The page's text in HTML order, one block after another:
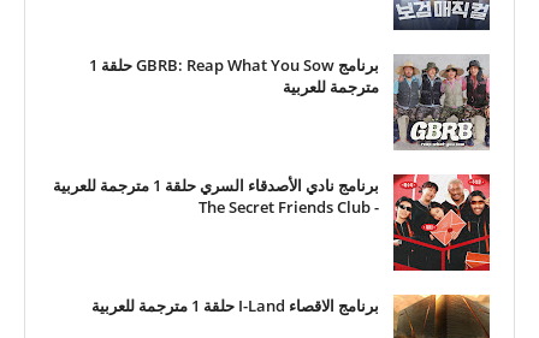
برنامج GBRB: Reap What You Sow حلقة 1
مترجمة للعربية
برنامج نادي الأصدقاء السري حلقة 1 مترجمة للعربية
- The Secret Friends Club
برنامج الاقصاء I-Land حلقة 1 مترجمة للعربية